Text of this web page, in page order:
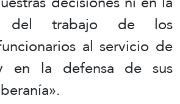
del trabajo de los
al servicio de
en la defensa de sus